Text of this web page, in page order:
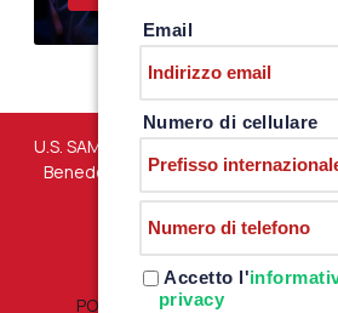
U.S. SAMBENEDETTESE – Via Martiri
Benedetto del Tronto (AP) – P.iva
POLICY
Email
Numero di cellulare
Accetto l'
privacy
POLITICA RESI E RIMBORSI